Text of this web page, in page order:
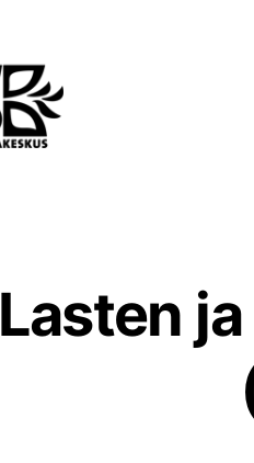
Lasten